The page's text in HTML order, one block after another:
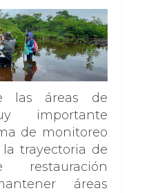
las áreas de
importante
de monitoreo
trayectoria de
áreas